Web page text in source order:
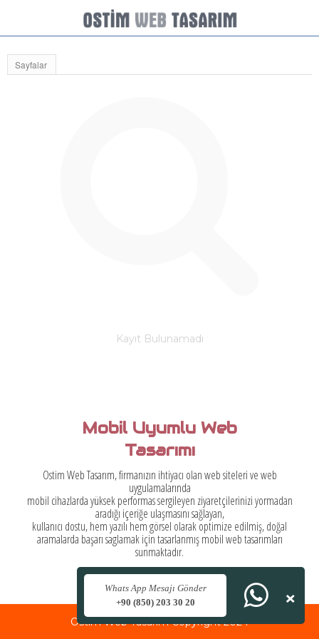
Sayfalar
Kayıt Bulunamadı
Mobil Uyumlu Web
Tasarımı
Ostim Web Tasarım, firmanızın ihtiyacı olan web siteleri ve web
uygulamalarında
mobil cihazlarda yüksek performas sergileyen ziyaretçilerinizi yormadan
aradığı içeriğe ulaşmasını sağlayan,
kullanıcı dostu, hem yazılı hem görsel olarak optimize edilmiş, doğal
aramalarda başarı saglamak için tasarlanmış mobil web tasarımları
sunmaktadır.
Ostim Web Tasarım Copyright 2024
Whats App Mesajı Gönder
+90 (850) 203 30 20
×